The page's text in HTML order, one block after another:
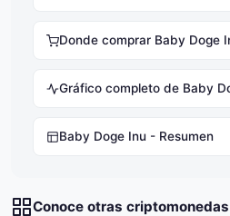
Donde comprar Baby Doge
Gráfico completo de Baby
Baby Doge Inu - Resumen
Conoce otras criptomonedas